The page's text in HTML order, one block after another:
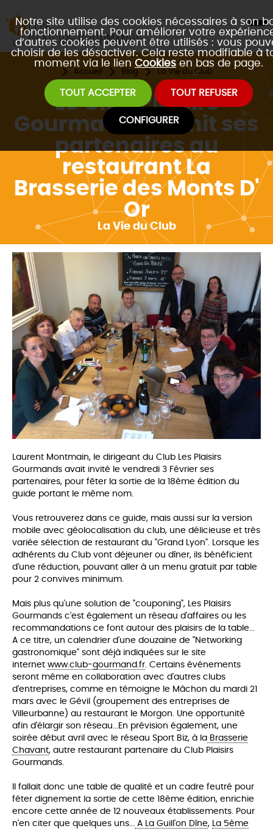
Notre site utilise des cookies nécessaires à son
fonctionnement. Pour améliorer votre
d’autres cookies peuvent être utilisés : vous
choisir de les désactiver. Cela reste modifiable à
moment via le lien Cookies en bas de page.
TOUT ACCEPTER TOUT REFUSER
CONFIGURER
Accueil Blog La Vie du Club
Le Club Plaisirs
Gourmands réunit ses
partenaires au
restaurant La
Brasserie des Monts D'
Or
La Vie du Club
Laurent Montmain, le dirigeant du Club Les Plaisirs
Gourmands avait invité le vendredi 3 Février ses
partenaires, pour fêter la sortie de la 18ème édition du
guide portant le même nom.
Vous retrouverez dans ce guide, mais aussi sur la version
mobile avec géolocalisation du club, une délicieuse et très
variée sélection de restaurant du "Grand Lyon". Lorsque les
adhérents du Club vont déjeuner ou dîner, ils bénéficient
d'une réduction, pouvant aller à un menu gratuit par table
pour 2 convives minimum.
Mais plus qu'une solution de "couponing", Les Plaisirs
Gourmands c'est également un réseau d'affaires ou les
recommandations ce font autour des plaisirs de la table...
A ce titre, un calendrier d'une douzaine de "Networking
gastronomique" sont déjà indiquées sur le site
internet www.club-gourmand.fr. Certains événements
seront même en collaboration avec d'autres clubs
d'entreprises, comme en témoigne le Mâchon du mardi 21
mars avec le Gévil (groupement des entreprises de
Villeurbanne) au restaurant le Morgon. Une opportunité
afin d'élargir son réseau...En prévision également, une
soirée début avril avec le réseau Sport Biz, à la Brasserie
Chavant, autre restaurant partenaire du Club Plaisirs
Gourmands.
Il fallait donc une table de qualité et un cadre feutré pour
fêter dignement la sortie de cette 18ème édition, enrichie
encore cette année de 12 nouveaux établissements. Pour
n'en citer que quelques uns... A La Guill'on Dîne, La 5ème